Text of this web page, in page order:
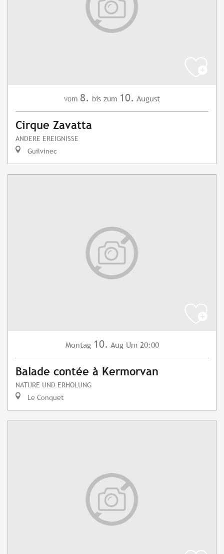
vom 8. bis zum 10. August
Cirque Zavatta
ANDERE EREIGNISSE
Guilvinec
Montag 10. Aug Um 20:00
Balade contée à Kermorvan
NATURE UND ERHOLUNG
Le Conquet